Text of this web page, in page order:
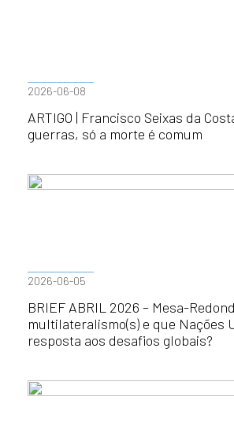
2026-06-08
ARTIGO | Francisco Seixas da
guerras, só a morte é comum
2026-06-05
BRIEF ABRIL 2026 – Mesa-
multilateralismo(s) e que Nações
resposta aos desafios globais?